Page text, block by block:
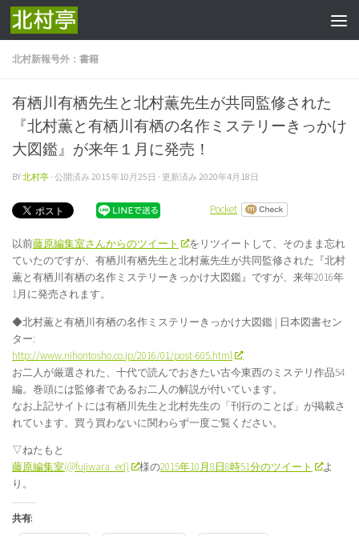
コンテンツへスキップ
北村新報号外：書籍
有栖川有栖先生と北村薫先生が共同監修された
『北村薫と有栖川有栖の名作ミステリーきっかけ
大図鑑』が来年１月に発売！
BY北村亭 · 公開済み 2015年10月25日 · 更新済み 2020年4月18日
Pocket
以前藤原編集室さんからのツイート
をリツイートして、そのまま忘れ
ていたのですが、有栖川有栖先生と北村薫先生が共同監修された『北村
薫と有栖川有栖の名作ミステリーきっかけ大図鑑』ですが、来年2016年
1月に発売されます。
◆北村薫と有栖川有栖の名作ミステリーきっかけ大図鑑 | 日本図書セン
ター:
http://www.nihontosho.co.jp/2016/01/post-605.html
お二人が厳選された、十代で読んでおきたい古今東西のミステリ作品54
編。巻頭には監修者であるお二人の解説が付いています。
なお上記サイトには有栖川先生と北村先生の「刊行のことば」が掲載さ
れています。買う買わないに関わらず一度ご覧ください。
▽ねたもと
藤原編集室(@fujiwara_ed)
様の2015年10月8日8時51分のツイート
よ
り。
共有: